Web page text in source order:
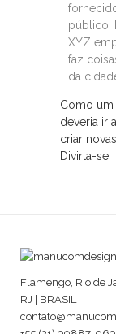
público.
XYZ
faz
da
Como um
deveria ir
criar
Divirta-se!
Flamengo, Rio de
RJ | BRASIL